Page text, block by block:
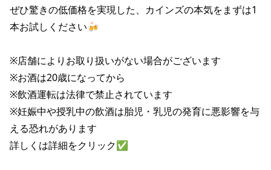
ぜひ驚きの低価格を実現した、カインズの本気をまずは1
本お試しください🍻
※店舗によりお取り扱いがない場合がございます
※お酒は20歳になってから
※飲酒運転は法律で禁止されています
※妊娠中や授乳中の飲酒は胎児・乳児の発育に悪影響を与
える恐れがあります
詳しくは詳細をクリック✅